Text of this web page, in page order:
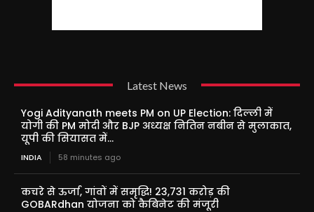
Latest News
Yogi Adityanath meets PM on UP Election: दिल्ली में
योगी की PM मोदी और BJP अध्यक्ष नितिन नबीन से मुलाकात,
यूपी की सियासत में...
INDIA 58 minutes ago
कचरे से ऊर्जा, गांवों में समृद्धि! 23,731 करोड़ की
GOBARdhan योजना को कैबिनेट की मंजूरी